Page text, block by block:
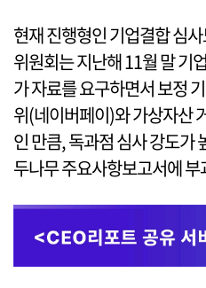
현재 진행형인 기업결합 심
위원회는 지난해 11월 말 기
가 자료를 요구하면서 보정
위(네이버페이)와 가상자산
인 만큼, 독과점 심사 강도가
두나무 주요사항보고서에